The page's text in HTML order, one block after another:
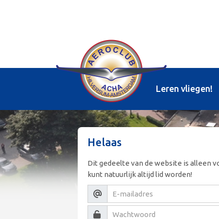
Leren vliegen!
Helaas
Dit gedeelte van de website is alleen
kunt natuurlijk altijd lid worden!